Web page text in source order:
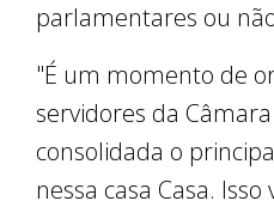
parlamentares ou
"É um momento de
servidores da
consolidada o
nessa casa Casa.